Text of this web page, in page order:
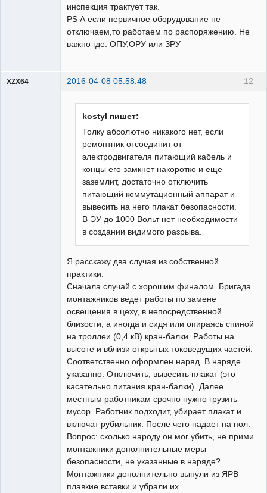
инспекция трактует так.
PS А если первичное оборудование не
отключаем,то работаем по распоряжению. Не
важно где. ОПУ,ОРУ или ЗРУ
12
XZX64 2016-04-08 05:58:48
kostyl пишет:
Толку абсолютно никакого нет, если
ремонтник отсоединит от
электродвигателя питающий кабель и
концы его замкнет накоротко и еще
заземлит, достаточно отключить
питающий коммутационный аппарат и
вывесить на него плакат безопасности.
В ЭУ до 1000 Вольт нет необходимости
в создании видимого разрыва.
Я расскажу два случая из собственной
практики:
Сначала случай с хорошим финалом. Бригада
монтажников ведет работы по замене
освещения в цеху, в непосредственной
близости, а иногда и сидя или опираясь спиной
на троллеи (0,4 кВ) кран-балки. Работы на
высоте и вблизи открытых токоведущих частей.
Соответственно оформлен наряд. В наряде
указанно: Отключить, вывесить плакат (это
касательно питания кран-балки). Далее
местным работникам срочно нужно грузить
мусор. Работник подходит, убирает плакат и
включат рубильник. После чего падает на пол.
Вопрос: сколько народу он мог убить, не прими
монтажники дополнительные меры
безопасности, не указанные в наряде?
Монтажники дополнительно вынули из ЯРВ
плавкие вставки и убрали их.